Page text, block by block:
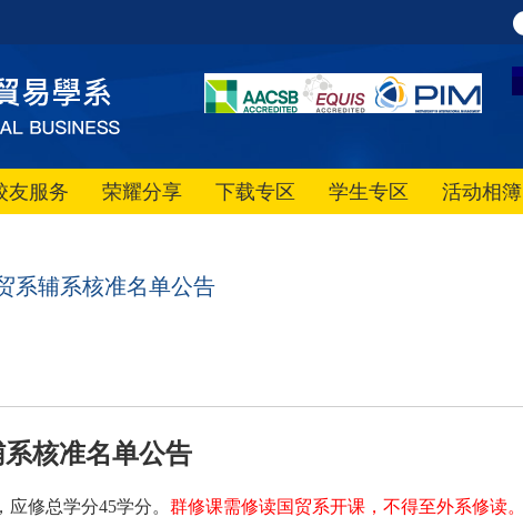
友服务 荣耀分享 下载专区 学生专区 活动相簿
系辅系核准名单公告
系核准名单公告
应修总学分45学分。 群修课需修读国贸系开课，不得至外系修读。